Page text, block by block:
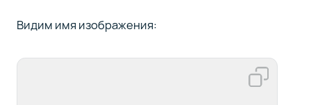
Видим имя изображения: